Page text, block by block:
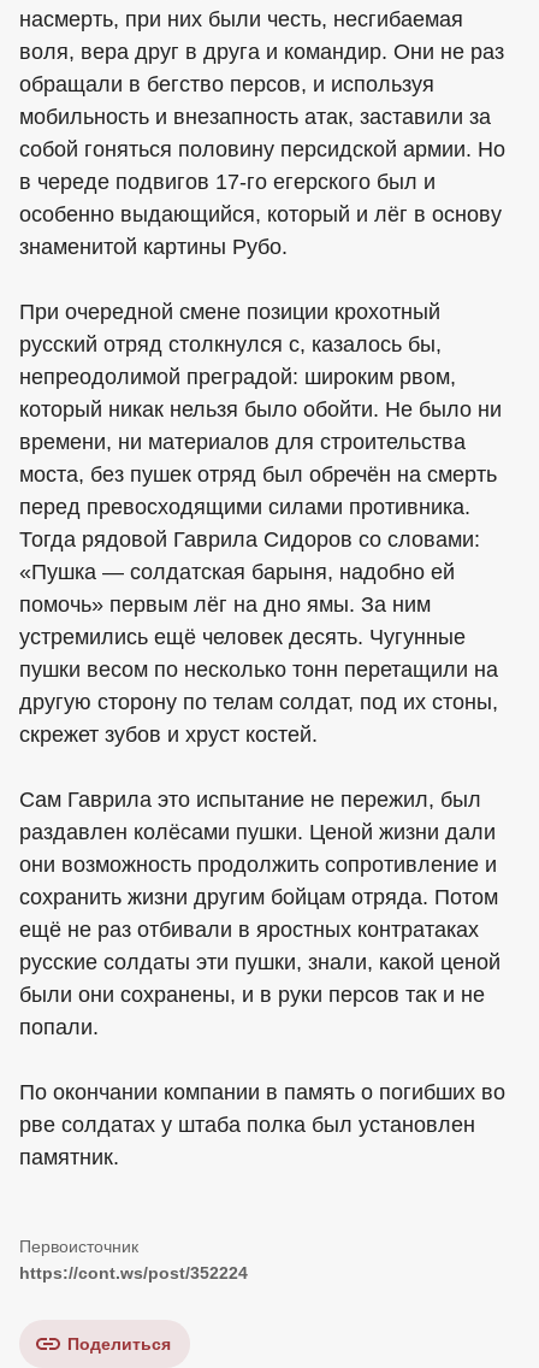
насмерть, при них были честь, несгибаемая
воля, вера друг в друга и командир. Они не раз
обращали в бегство персов, и используя
мобильность и внезапность атак, заставили за
собой гоняться половину персидской армии. Но
в череде подвигов 17-го егерского был и
особенно выдающийся, который и лёг в основу
знаменитой картины Рубо.
При очередной смене позиции крохотный
русский отряд столкнулся с, казалось бы,
непреодолимой преградой: широким рвом,
который никак нельзя было обойти. Не было ни
времени, ни материалов для строительства
моста, без пушек отряд был обречён на смерть
перед превосходящими силами противника.
Тогда рядовой Гаврила Сидоров со словами:
«Пушка — солдатская барыня, надобно ей
помочь» первым лёг на дно ямы. За ним
устремились ещё человек десять. Чугунные
пушки весом по несколько тонн перетащили на
другую сторону по телам солдат, под их стоны,
скрежет зубов и хруст костей.
Сам Гаврила это испытание не пережил, был
раздавлен колёсами пушки. Ценой жизни дали
они возможность продолжить сопротивление и
сохранить жизни другим бойцам отряда. Потом
ещё не раз отбивали в яростных контратаках
русские солдаты эти пушки, знали, какой ценой
были они сохранены, и в руки персов так и не
попали.
По окончании компании в память о погибших во
рве солдатах у штаба полка был установлен
памятник.
https://cont.ws/post/352224
Поделиться